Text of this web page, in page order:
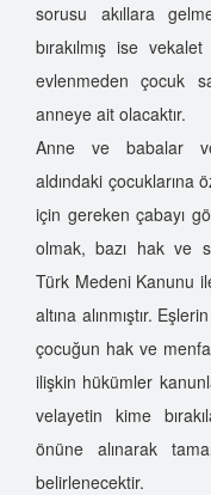
sorusu akıllara
bırakılmış ise
evlenmeden çocuk
anneye ait olacaktır.
Anne ve babalar
aldındaki çocuklarına
için gereken çabayı
olmak, bazı hak ve
Türk Medeni Kanunu
altına alınmıştır.
çocuğun hak ve
ilişkin hükümler
velayetin kime
önüne alınarak
belirlenecektir.